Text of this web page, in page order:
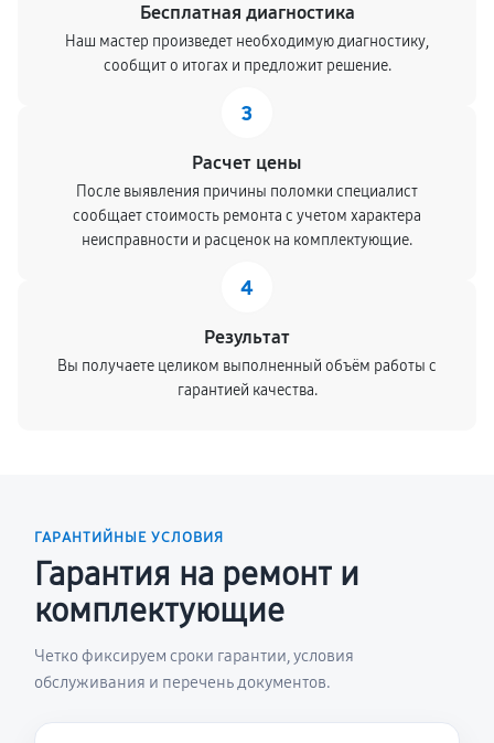
Бесплатная диагностика
Наш мастер произведет необходимую диагностику,
сообщит о итогах и предложит решение.
3
Расчет цены
После выявления причины поломки специалист
сообщает стоимость ремонта с учетом характера
неисправности и расценок на комплектующие.
4
Результат
Вы получаете целиком выполненный объём работы с
гарантией качества.
ГАРАНТИЙНЫЕ УСЛОВИЯ
Гарантия на ремонт и
комплектующие
Четко фиксируем сроки гарантии, условия
обслуживания и перечень документов.